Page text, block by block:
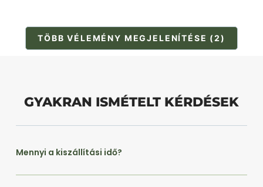
TÖBB VÉLEMÉNY MEGJELENÍTÉSE (2)
GYAKRAN ISMÉTELT KÉRDÉSEK
Mennyi a kiszállítási idő?